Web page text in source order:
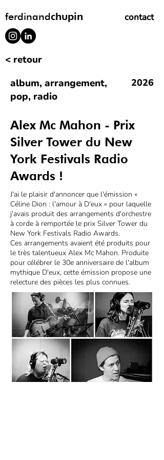
ferdinandchupin contact
< retour
album, arrangement,
pop, radio
2026
Alex Mc Mahon - Prix
Silver Tower du New
York Festivals Radio
Awards !
J'ai le plaisir d'annoncer que l'émission «
Céline Dion : l'amour à D'eux » pour laquelle
j'avais produit des arrangements d'orchestre
à corde à remportée le prix Silver Tower du
New York Festivals Radio Awards.
Ces arrangements avaient été produits pour
le très talentueux Alex Mc Mahon. Produite
pour célébrer le 30e anniversaire de l'album
mythique D'eux, cette émission propose une
relecture des pièces les plus connues.